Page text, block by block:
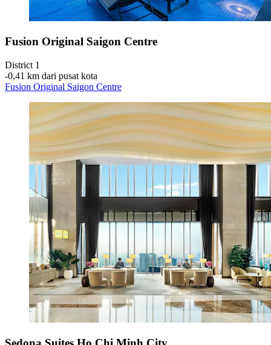
Fusion Original Saigon Centre
District 1
‐0,41 km dari pusat kota
Fusion Original Saigon Centre